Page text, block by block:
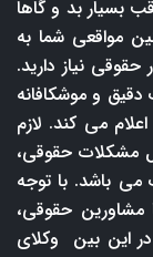
بسیار بد و گاها
مواقعی شما به
نیاز دارید.
و موشکافانه
می کند. لازم
مشکلات حقوقی،
باشد. با توجه
مشاورین حقوقی،
این بین وکلای